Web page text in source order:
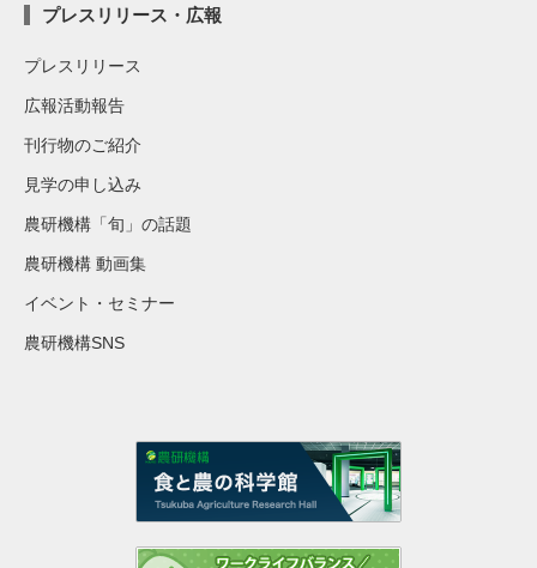
プレスリリース・広報
プレスリリース
広報活動報告
刊行物のご紹介
見学の申し込み
農研機構「旬」の話題
農研機構 動画集
イベント・セミナー
農研機構SNS